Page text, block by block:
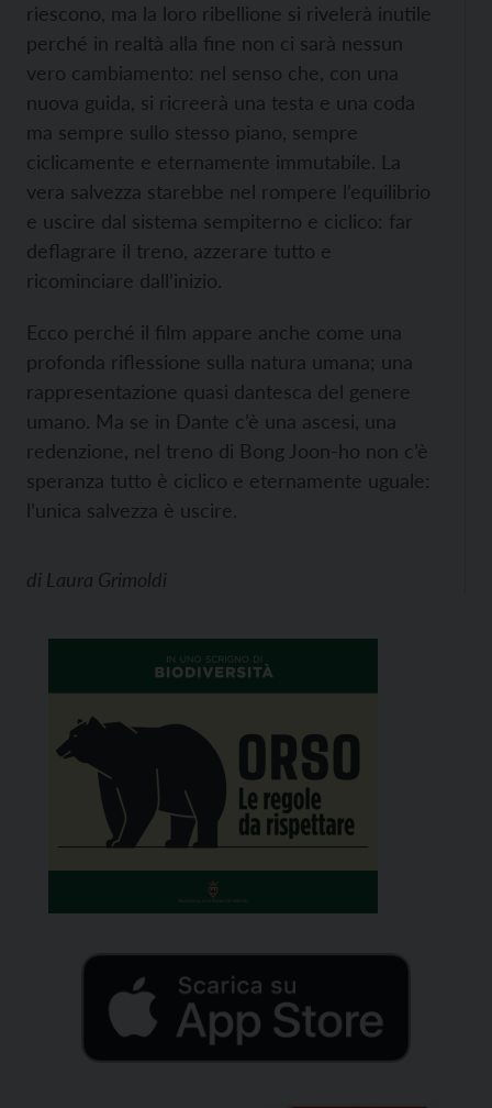
riescono, ma la loro ribellione si rivelerà inutile
perché in realtà alla fine non ci sarà nessun
vero cambiamento: nel senso che, con una
nuova guida, si ricreerà una testa e una coda
ma sempre sullo stesso piano, sempre
ciclicamente e eternamente immutabile. La
vera salvezza starebbe nel rompere l’equilibrio
e uscire dal sistema sempiterno e ciclico: far
deflagrare il treno, azzerare tutto e
ricominciare dall’inizio.
Ecco perché il film appare anche come una
profonda riflessione sulla natura umana; una
rappresentazione quasi dantesca del genere
umano. Ma se in Dante c’è una ascesi, una
redenzione, nel treno di Bong Joon-ho non c’è
speranza tutto è ciclico e eternamente uguale:
l’unica salvezza è uscire.
di Laura Grimoldi